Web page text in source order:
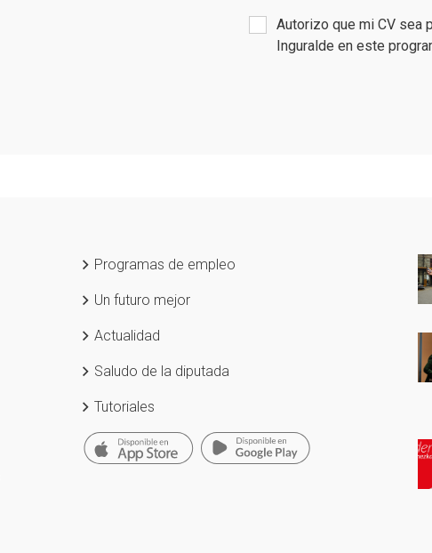
Autorizo que mi CV sea
Inguralde en este
Programas de empleo
Un futuro mejor
Actualidad
Saludo de la diputada
Tutoriales